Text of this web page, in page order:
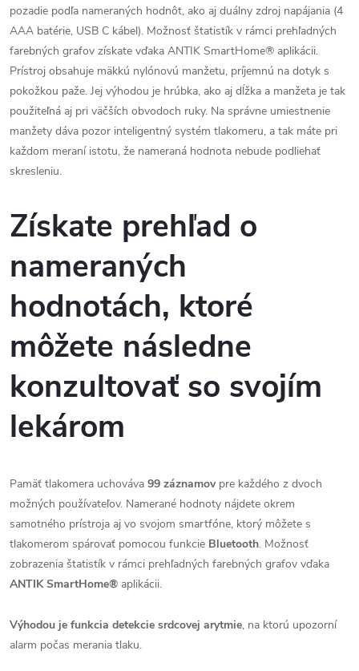
pozadie podľa nameraných hodnôt, ako aj duálny zdroj napájania (4
AAA batérie, USB C kábel). Možnosť štatistík v rámci prehľadných
farebných grafov získate vďaka ANTIK SmartHome® aplikácii.
Prístroj obsahuje mäkkú nylónovú manžetu, príjemnú na dotyk s
pokožkou paže. Jej výhodou je hrúbka, ako aj dĺžka a manžeta je tak
použiteľná aj pri väčších obvodoch ruky. Na správne umiestnenie
manžety dáva pozor inteligentný systém tlakomeru, a tak máte pri
každom meraní istotu, že nameraná hodnota nebude podliehať
skresleniu.
Získate prehľad o
nameraných
hodnotách, ktoré
môžete následne
konzultovať so svojím
lekárom
Pamäť tlakomera uchováva 99 záznamovpre každého z dvoch
možných používateľov. Namerané hodnoty nájdete okrem
samotného prístroja aj vo svojom smartfóne, ktorý môžete s
tlakomerom spárovať pomocou funkcie Bluetooth. Možnosť
zobrazenia štatistík v rámci prehľadných farebných grafov vďaka
ANTIK SmartHome® aplikácii.
Výhodou je funkcia detekcie srdcovej arytmie, na ktorú upozorní
alarm počas merania tlaku.